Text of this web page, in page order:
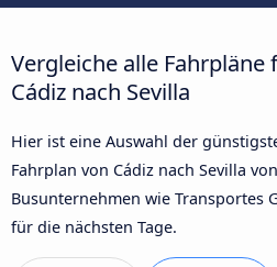
Vergleiche alle Fahrpläne
Cádiz nach Sevilla
Hier ist eine Auswahl der
Fahrplan von Cádiz nach Sevilla
Busunternehmen wie Transportes
für die nächsten Tage.